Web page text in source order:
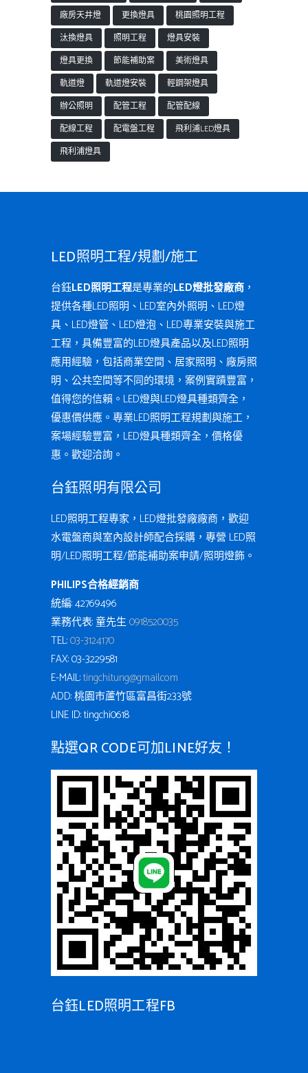
廠房天井燈
更換燈具
桃園照明工程
汰換燈具
照明工程
燈具安裝
燈具更換
節能補助案
美術燈具
軌道燈
軌道燈安裝
輕鋼架燈具
辦公照明
配管工程
配管配線
配線工程
配電盤工程
飛利浦LED燈具
飛利浦燈具
LED照明工程/規劃/施工
台鈺LED照明工程是專業的LED燈批發廠商 ，
提供各種LED照明、LED室內外照明、LED燈
具、LED燈管、LED燈泡、LED專業安裝與施工
工程，具備豐富的LED燈具產品以及LED照明
應用經驗，包括商業空間、居家照明、廠房照
明、公共空間等不同的環境，案例實蹟豐富，
值得您的信賴。LED燈與LED燈具種類齊全，
優惠價供應。專業LED照明工程規劃與施工，
案場經驗豐富，LED燈具種類齊全，價格優
惠。歡迎洽詢。
台鈺照明有限公司
LED照明工程專家，LED燈批發廠廠商，歡迎
水電盤商與室內設計師配合採購，專營 LED照
明/LED照明工程/節能補助案申請/照明燈飾。
PHILIPS合格經銷商
統編: 42769496
業務代表: 童先生0918520035
TEL:03-3124170
FAX: 03-3229581
E-MAIL:tingchi.tung@gmail.com
ADD: 桃園市蘆竹區富昌街233號
LINE ID: tingchi0618
點選QR CODE可加LINE好友！
台鈺LED照明工程FB